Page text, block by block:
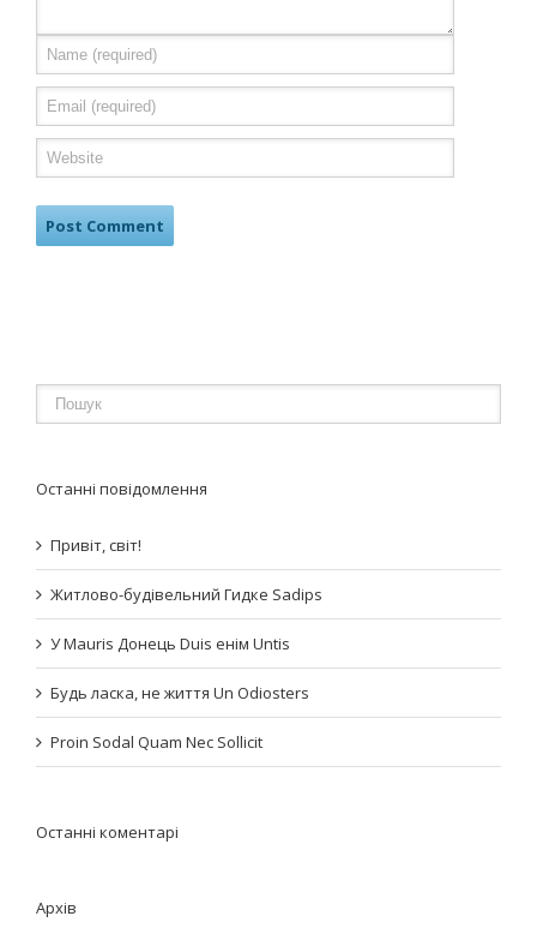
Останні повідомлення
Привіт, світ!
Житлово-будівельний Гидке Sadips
У Mauris Донець Duis енім Untis
Будь ласка, не життя Un Odiosters
Proin Sodal Quam Nec Sollicit
Останні коментарі
Архів